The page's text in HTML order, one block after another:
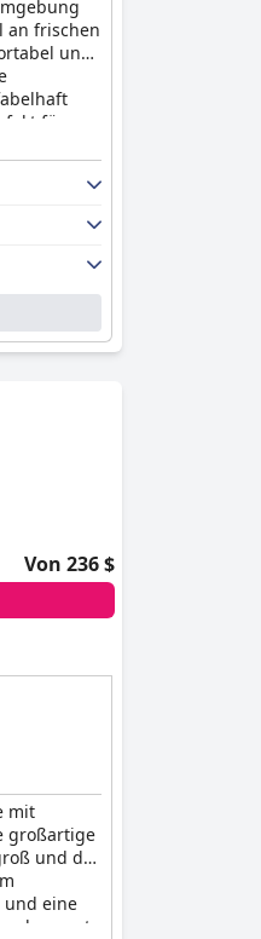
an frischen
und
für
Von 236 $
mit
großartige
und der
und eine
sehr ernst